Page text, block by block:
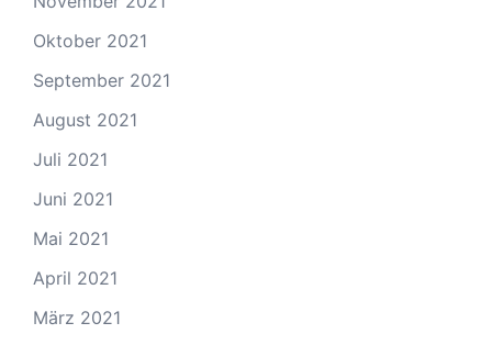
Oktober 2021
September 2021
August 2021
Juli 2021
Juni 2021
Mai 2021
April 2021
März 2021